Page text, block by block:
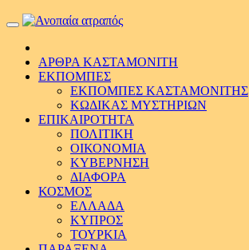
Primary
ΑΡΘΡΑ ΚΑΣΤΑΜΟΝΙΤΗ
ΕΚΠΟΜΠΕΣ
ΕΚΠΟΜΠΕΣ ΚΑΣΤΑΜΟΝΙΤΗΣ
ΚΩΔΙΚΑΣ ΜΥΣΤΗΡΙΩΝ
ΕΠΙΚΑΙΡΟΤΗΤΑ
ΠΟΛΙΤΙΚΗ
ΟΙΚΟΝΟΜΙΑ
ΚΥΒΕΡΝΗΣΗ
ΔΙΑΦΟΡΑ
ΚΟΣΜΟΣ
ΕΛΛΑΔΑ
ΚΥΠΡΟΣ
ΤΟΥΡΚΙΑ